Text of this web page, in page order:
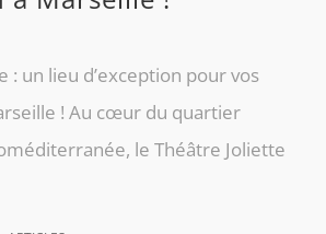
: un lieu d’exception pour vos
! Au cœur du quartier
le Théâtre Joliette